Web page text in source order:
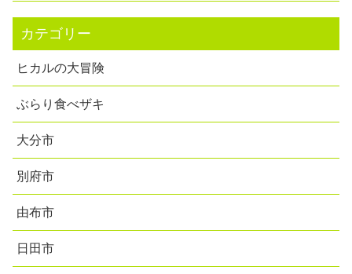
カテゴリー
ヒカルの大冒険
ぶらり食べザキ
大分市
別府市
由布市
日田市